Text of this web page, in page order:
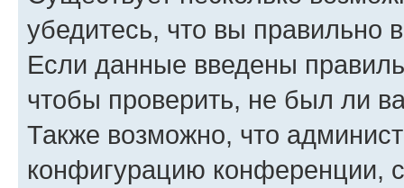
убедитесь, что вы правильно
Если данные введены
чтобы проверить, не был ли
Также возможно, что
конфигурацию конференции,